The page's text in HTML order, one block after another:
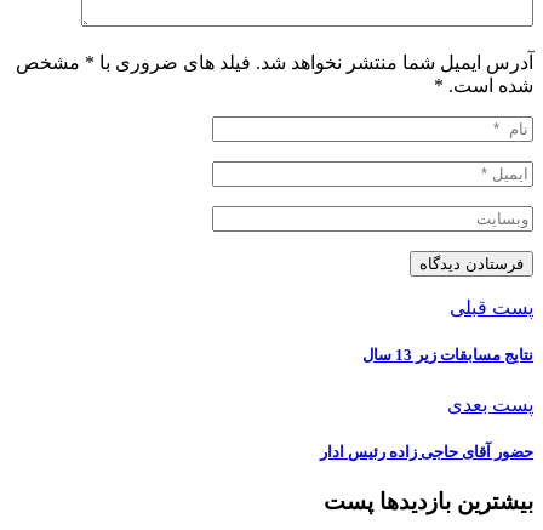
آدرس ایمیل شما منتشر نخواهد شد. فیلد های ضروری با * مشخص
شده است. *
پست قبلی
نتایج مسابقات زیر 13 سال
پست بعدی
حضور آقای حاجی زاده رئیس ادار
بیشترین بازدیدها پست